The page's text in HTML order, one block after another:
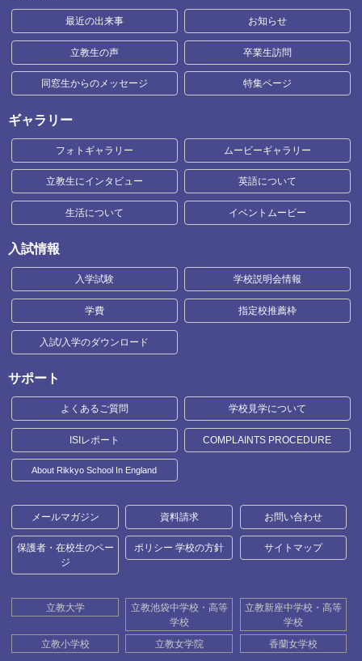
最近の出来事 お知らせ
立教生の声 卒業生訪問
同窓生からのメッセージ 特集ページ
ギャラリー
フォトギャラリー ムービーギャラリー
立教生にインタビュー 英語について
生活について イベントムービー
入試情報
入学試験 学校説明会情報
学費 指定校推薦枠
入試/入学のダウンロード
サポート
よくあるご質問 学校見学について
ISIレポート COMPLAINTS PROCEDURE
About Rikkyo School In England
メールマガジン 資料請求 お問い合わせ
保護者・在校生のペー
ジ
ポリシー 学校の方針 サイトマップ
立教大学
立教池袋中学校・高等
学校
立教新座中学校・高等
学校
立教小学校
立教女学院 香蘭女学校